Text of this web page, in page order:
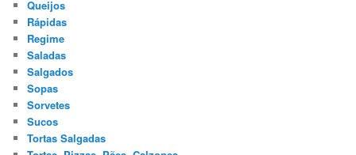
Queijos
Rápidas
Regime
Saladas
Salgados
Sopas
Sorvetes
Sucos
Tortas Salgadas